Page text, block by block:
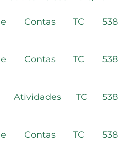
Contas TC 538
Contas TC 538
Atividades TC 538
Contas TC 538